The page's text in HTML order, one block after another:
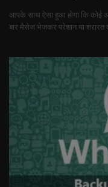
आपके साथ ऐसा हुआ होगा कि कोई
बार मैसेज भेजकर परेशान या शरारत